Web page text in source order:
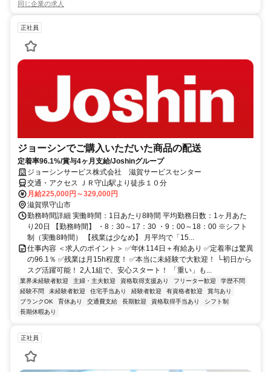
同じ企業の求人
正社員
ジョーシンでご購入いただいた商品の配送
定着率96.1%/賞与4ヶ月支給/Joshinグループ
ジョーシンサービス株式会社 滋賀サービスセンター
交通・アクセス ＪＲ守山駅より徒歩１０分
月給225,000円～329,000円
滋賀県守山市
勤務時間詳細 実働時間：1日あたり8時間 平均勤務日数：1ヶ月あた
り20日 【勤務時間】 ・8：30～17：30 ・9：00～18：00 ※シフト
制（実働8時間） 【残業は少なめ】 月平均で「15...
仕事内容 ＜求人のポイント＞ ✅年休114日＋有給あり ✅定着率は驚異
の96.1％ ✅残業は月15h程度！ ✅本当に未経験で大歓迎！ └初日から
スグ活躍可能！ 2人1組で、安心スタート！ 「重い」も...
業界未経験者歓迎 主婦・主夫歓迎 資格取得支援あり フリーター歓迎
学歴不問
経験不問
未経験者歓迎 住宅手当あり 経験者歓迎 有資格者歓迎
賞与あり
ブランクOK
育休あり 交通費支給 長期歓迎 資格取得手当あり
シフト制
長期休暇あり
正社員